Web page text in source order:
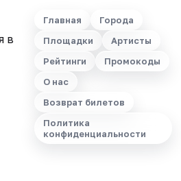
в
Главная
Города
Площадки
Артисты
Рейтинги
Промокоды
О нас
Возврат билетов
Политика
конфиденциальности